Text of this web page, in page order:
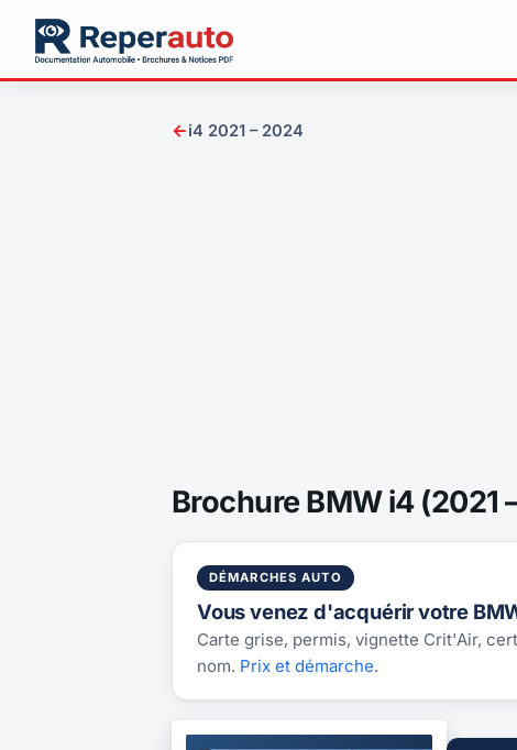
←i4 2021 – 2024
Brochure BMW i4 (2021
DÉMARCHES AUTO
Vous venez d'acquérir votre
Carte grise, permis, vignette Crit'Air,
nom. Prix et démarche.